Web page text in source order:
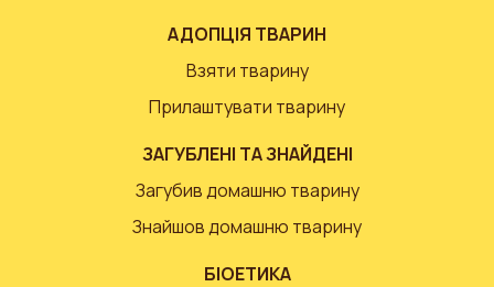
АДОПЦІЯ ТВАРИН
Взяти тварину
Прилаштувати тварину
ЗАГУБЛЕНІ ТА ЗНАЙДЕНІ
Загубив домашню тварину
Знайшов домашню тварину
БІОЕТИКА